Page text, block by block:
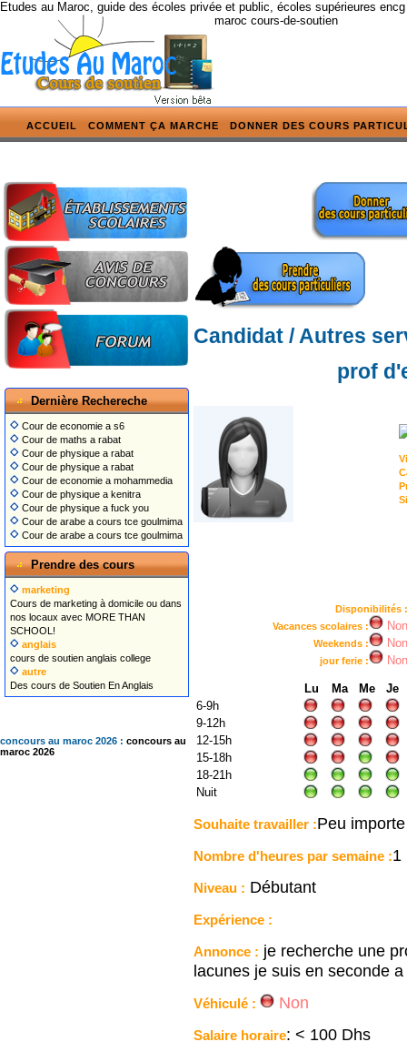
Etudes au Maroc, guide des écoles privée et public, écoles supérieures
maroc cours-de-soutien
ACCUEIL COMMENT ÇA MARCHE DONNER DES COURS
Dernière Rechereche
Cour de economie a s6
Cour de maths a rabat
Cour de physique a rabat
Cour de physique a rabat
Cour de economie a mohammedia
Cour de physique a kenitra
Cour de physique a fuck you
Cour de arabe a cours tce goulmima
Cour de arabe a cours tce goulmima
Prendre des cours
marketing
Cours de marketing à domicile ou dans
nos locaux avec MORE THAN
SCHOOL!
anglais
cours de soutien anglais college
autre
Des cours de Soutien En Anglais
concours au maroc 2026 : concours au
maroc 2026
Candidat / Autres
prof
Disponibilités :
Vacances scolaires :
Non
Weekends : Non
jour ferie : Non
Lu Ma Me
Je
6-9h
9-12h
12-15h
15-18h
18-21h
Nuit
Souhaite travailler :Peu importe
Nombre d'heures par semaine :1
Niveau : Débutant
Expérience :
Annonce : je recherche une
lacunes je suis en seconde
Véhiculé : Non
Salaire horaire: < 100 Dhs